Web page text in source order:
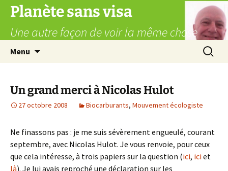
Aller
contenu
Planète sans visa
Une autre façon de voir la même chose
Menu
Un grand merci à Nicolas Hulot
27 octobre 2008 Biocarburants, Mouvement écologiste
Ne finassons pas : je me suis sévèrement engueulé, courant
septembre, avec Nicolas Hulot. Je vous renvoie, pour ceux
que cela intéresse, à trois papiers sur la question (ici, iciet
là). Je lui avais reproché une déclaration sur les